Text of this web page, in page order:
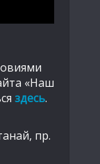
«Наш
здесь.
пр.